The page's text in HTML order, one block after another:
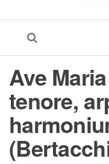
Ave
tenore,